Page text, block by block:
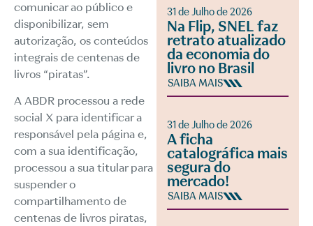
comunicar ao público e
disponibilizar, sem
autorização, os conteúdos
integrais de centenas de
livros “piratas”.
A ABDR processou a rede
social X para identificar a
responsável pela página e,
com a sua identificação,
processou a sua titular para
suspender o
compartilhamento de
centenas de livros piratas,
31 de Julho de 2026
Na Flip, SNEL faz
retrato atualizado
da economia do
livro no Brasil
SAIBA MAIS
31 de Julho de 2026
A ficha
catalográfica mais
segura do
mercado!
SAIBA MAIS